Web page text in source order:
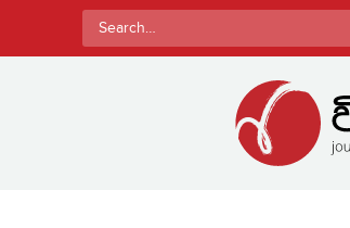
Search
for: